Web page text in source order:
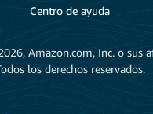
Centro de ayuda
Amazon.com, Inc. o sus
los derechos reservados.